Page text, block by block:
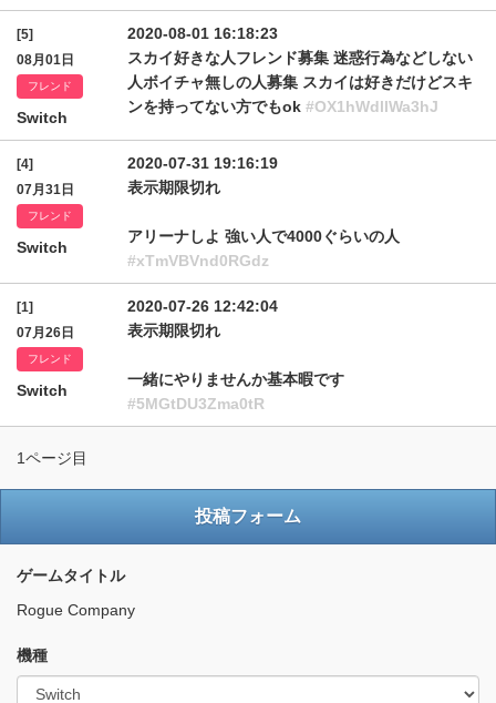
[5]
08月01日
フレンド
Switch
2020-08-01 16:18:23
スカイ好きな人フレンド募集 迷惑行為などしない
人ボイチャ無しの人募集 スカイは好きだけどスキ
ンを持ってない方でもok #OX1hWdllWa3hJ
[4]
07月31日
フレンド
Switch
2020-07-31 19:16:19
表示期限切れ
アリーナしよ 強い人で4000ぐらいの人
#xTmVBVnd0RGdz
[1]
07月26日
フレンド
Switch
2020-07-26 12:42:04
表示期限切れ
一緒にやりませんか基本暇です
#5MGtDU3Zma0tR
1ページ目
投稿フォーム
ゲームタイトル
Rogue Company
機種